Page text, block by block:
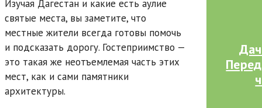
Изучая Дагестан и какие есть аулие
святые места, вы заметите, что
местные жители всегда готовы помочь
и подсказать дорогу. Гостеприимство —
это такая же неотъемлемая часть этих
мест, как и сами памятники
архитектуры.